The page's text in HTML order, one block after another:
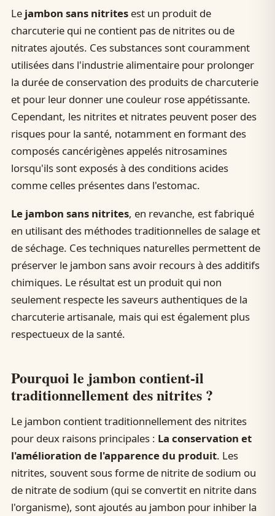
Le jambon sans nitritesest un produit de
charcuterie qui ne contient pas de nitrites ou de
nitrates ajoutés. Ces substances sont couramment
utilisées dans l'industrie alimentaire pour prolonger
la durée de conservation des produits de charcuterie
et pour leur donner une couleur rose appétissante.
Cependant, les nitrites et nitrates peuvent poser des
risques pour la santé, notamment en formant des
composés cancérigènes appelés nitrosamines
lorsqu'ils sont exposés à des conditions acides
comme celles présentes dans l'estomac.
Le jambon sans nitrites, en revanche, est fabriqué
en utilisant des méthodes traditionnelles de salage et
de séchage. Ces techniques naturelles permettent de
préserver le jambon sans avoir recours à des additifs
chimiques. Le résultat est un produit qui non
seulement respecte les saveurs authentiques de la
charcuterie artisanale, mais qui est également plus
respectueux de la santé.
Pourquoi le jambon contient-il
traditionnellement des nitrites ?
Le jambon contient traditionnellement des nitrites
pour deux raisons principales : La conservation et
l'amélioration de l'apparence du produit. Les
nitrites, souvent sous forme de nitrite de sodium ou
de nitrate de sodium (qui se convertit en nitrite dans
l'organisme), sont ajoutés au jambon pour inhiber la